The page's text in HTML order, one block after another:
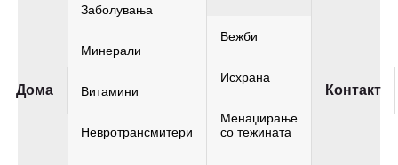
Дома
Заболувања
Минерали
Витамини
Невротрансмитери
Вежби
Исхрана
Менаџирање
со тежината
Контакт